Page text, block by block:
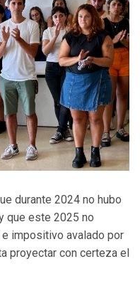
durante 2024 no hubo
que este 2025 no
impositivo avalado por
proyectar con certeza el